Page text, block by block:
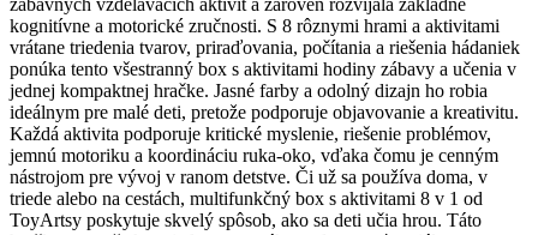
zábavných vzdelávacích aktivít a zároveň rozvíjala základné
kognitívne a motorické zručnosti. S 8 rôznymi hrami a aktivitami
vrátane triedenia tvarov, priraďovania, počítania a riešenia hádaniek
ponúka tento všestranný box s aktivitami hodiny zábavy a učenia v
jednej kompaktnej hračke. Jasné farby a odolný dizajn ho robia
ideálnym pre malé deti, pretože podporuje objavovanie a kreativitu.
Každá aktivita podporuje kritické myslenie, riešenie problémov,
jemnú motoriku a koordináciu ruka-oko, vďaka čomu je cenným
nástrojom pre vývoj v ranom detstve. Či už sa používa doma, v
triede alebo na cestách, multifunkčný box s aktivitami 8 v 1 od
ToyArtsy poskytuje skvelý spôsob, ako sa deti učia hrou. Táto